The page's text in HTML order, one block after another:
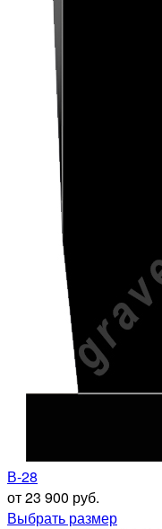
В-28
от 23 900 руб.
Выбрать размер